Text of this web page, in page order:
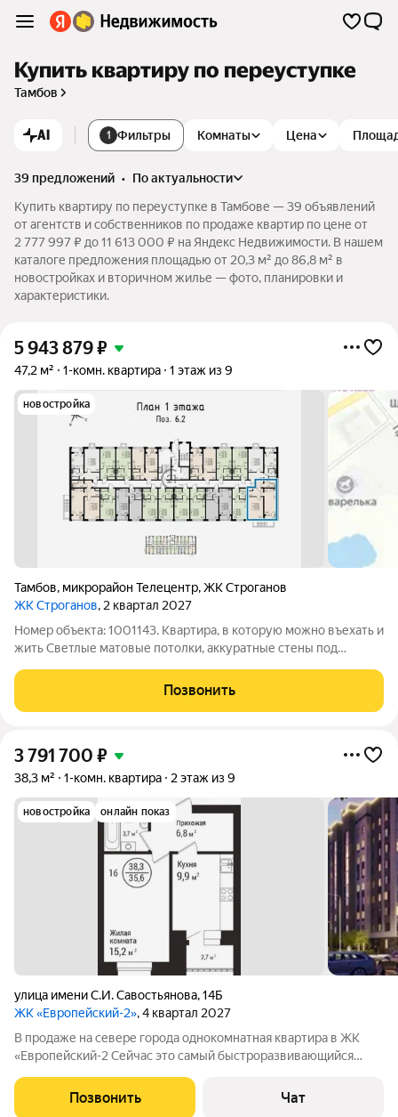
Купить квартиру по переуступке
Тамбов
AI 1 Фильтры Комнаты Цена
39 предложений •
по актуальности
Купить квартиру по переуступке в Тамбове — 39 объявлений
от агентств и собственников по продаже квартир по цене от
2 777 997 ₽ до 11 613 000 ₽ на Яндекс Недвижимости. В нашем
каталоге предложения площадью от 20,3 м² до 86,8 м² в
новостройках и вторичном жилье — фото, планировки и
характеристики.
5 943 879₽
47,2 м² 1-комн. квартира 1 этаж из 9
новостройка
Тамбов, микрорайон Телецентр,ЖК Строганов
ЖК Строганов, 2 квартал 2027
Номер объекта: 1001143. Квартира, в которую можно въехать и
жить Светлые матовые потолки, аккуратные стены под
плыву» (Рылеева, 83Д),
Позвонить
3 791 700 ₽
38,3 м² 1-комн. квартира 2 этаж из 9
новостройка онлайн показ
улица имени С.И. Савостьянова,14Б
ЖК «Европейский-2», 4 квартал 2027
В продаже на севере города однокомнатная квартира в ЖК
«Европейский-2 Сейчас это самый быстроразвивающийся
позволяет вам безопасно экономить на коммунальных
платежах. В пешей доступности новые детские
Позвонить Чат